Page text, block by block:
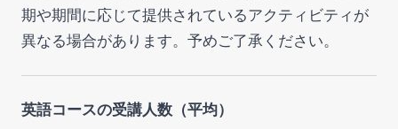
期や期間に応じて提供されているアクティビティが
異なる場合があります。予めご了承ください。
英語コースの受講人数（平均）